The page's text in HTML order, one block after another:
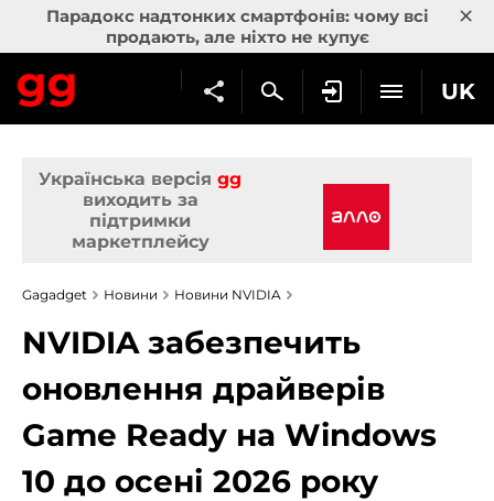
Парадокс надтонких смартфонів: чому всі
продають, але ніхто не купує
×
UK
Українська версія gg
виходить за
підтримки
маркетплейсу
Gagadget Новини Новини NVIDIA
NVIDIA забезпечить
оновлення драйверів
Game Ready на Windows
10 до осені 2026 року